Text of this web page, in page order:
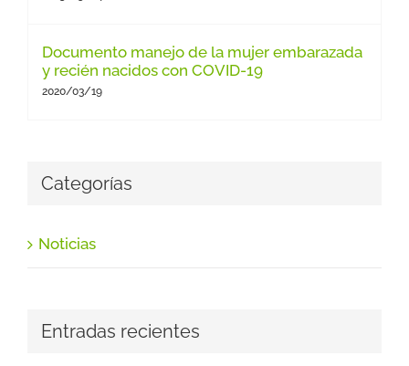
Documento manejo de la mujer embarazada
y recién nacidos con COVID-19
2020/03/19
Categorías
Noticias
Entradas recientes